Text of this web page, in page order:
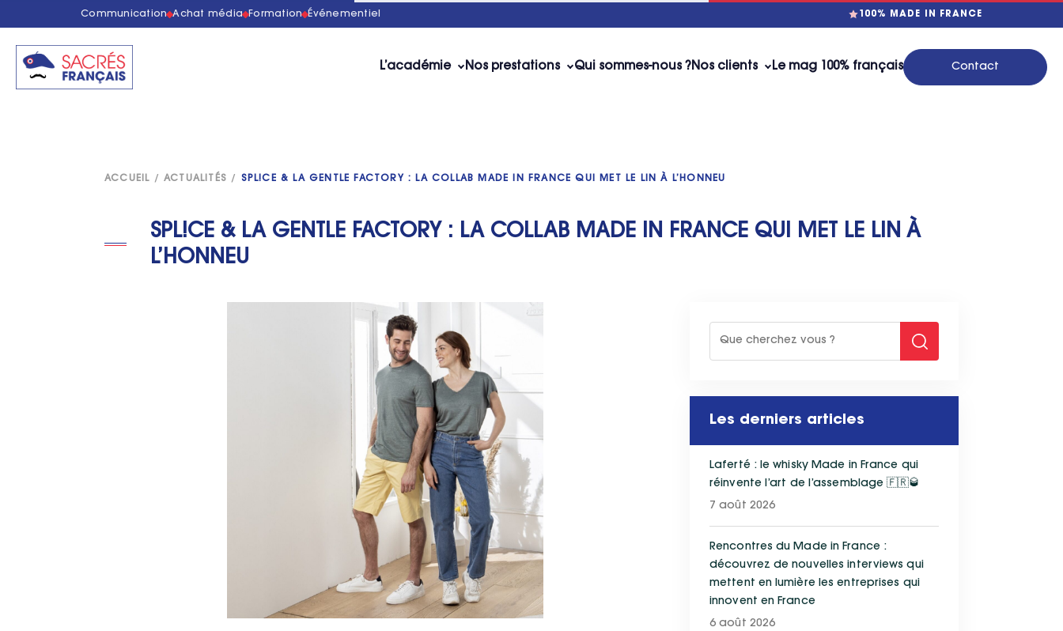
Communication Achat média Formation Événementiel 100% MADE IN FRANCE
L’académie Nos prestations Qui sommes-nous ?Nos clients Le mag 100% français Contact
ACCUEIL /ACTUALITÉS / SPL!CE & LA GENTLE FACTORY : LA COLLAB MADE IN FRANCE QUI MET LE LIN À L’HONNEU
SPL!CE & LA GENTLE FACTORY : LA COLLAB MADE IN FRANCE QUI MET LE LIN À
L’HONNEU
Les derniers articles
Laferté : le whisky Made in France qui
réinvente l’art de l’assemblage 🇫🇷🥃
7 août 2026
Rencontres du Made in France :
découvrez de nouvelles interviews qui
mettent en lumière les entreprises qui
innovent en France
6 août 2026